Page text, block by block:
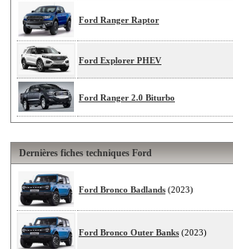
Ford Ranger Raptor
Ford Explorer PHEV
Ford Ranger 2.0 Biturbo
Dernières fiches techniques Ford
Ford Bronco Badlands (2023)
Ford Bronco Outer Banks (2023)